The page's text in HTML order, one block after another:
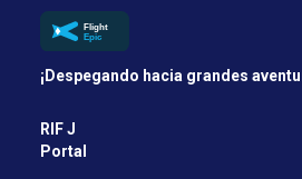
¡Despegando hacia grandes
RIF J
Portal